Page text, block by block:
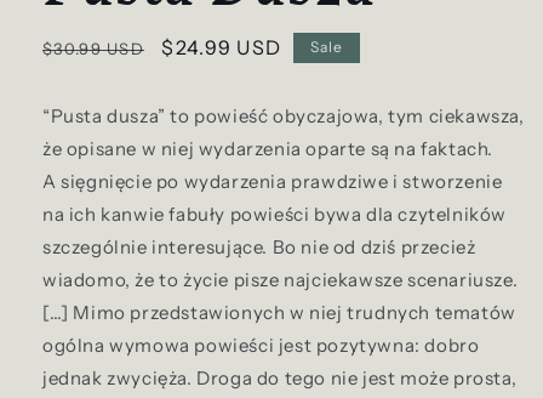
Regular
$30.99 USD
Sale
$24.99 USD Sale
“Pusta dusza” to powieść obyczajowa, tym ciekawsza,
że opisane w niej wydarzenia oparte są na faktach.
A sięgnięcie po wydarzenia prawdziwe i stworzenie
na ich kanwie fabuły powieści bywa dla czytelników
szczególnie interesujące. Bo nie od dziś przecież
wiadomo, że to życie pisze najciekawsze scenariusze.
[…] Mimo przedstawionych w niej trudnych tematów
ogólna wymowa powieści jest pozytywna: dobro
jednak zwycięża. Droga do tego nie jest może prosta,